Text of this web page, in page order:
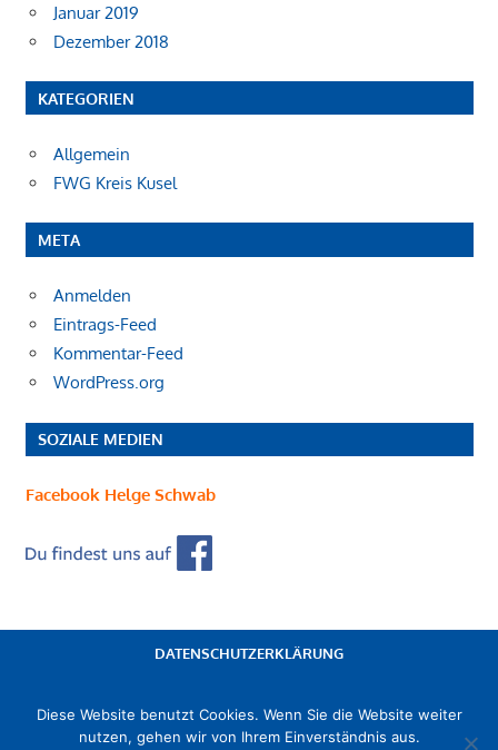
Januar 2019
Dezember 2018
KATEGORIEN
Allgemein
FWG Kreis Kusel
META
Anmelden
Eintrags-Feed
Kommentar-Feed
WordPress.org
SOZIALE MEDIEN
Facebook Helge Schwab
DATENSCHUTZERKLÄRUNG
Diese Website benutzt Cookies. Wenn Sie die Website weiter
nutzen, gehen wir von Ihrem Einverständnis aus.